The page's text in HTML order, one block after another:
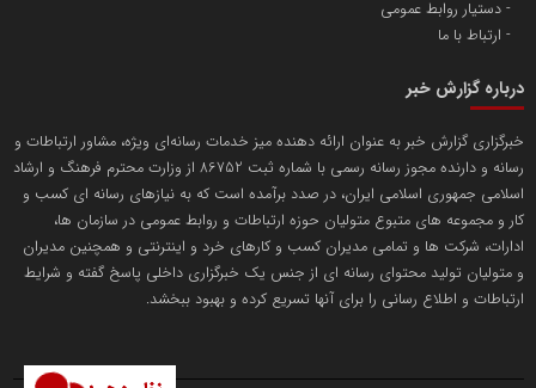
پایگاه اطلاع رسانی دریا و نفت
تریبون
انتشار گسترده محتوا در رسانه گزارش خبر
محمدعلی کرمعلی
دستیار روابط عمومی
ارتباط با ما
درباره گزارش خبر
خبرگزاری گزارش خبر به عنوان ارائه دهنده میز خدمات رسانه‌ای ویژه، مشاور ارتباطات و
رسانه و دارنده مجوز رسانه رسمی با شماره ثبت 86752 از وزارت محترم فرهنگ و ارشاد
اسلامی جمهوری اسلامی ایران، در صدد برآمده است که به نیازهای رسانه ای کسب و
کار و مجموعه های متبوع متولیان حوزه ارتباطات و روابط عمومی در سازمان ها،
ادارات، شرکت ها و تمامی مدیران کسب و کارهای خرد و اینترنتی و همچنین مدیران
و متولیان تولید محتوای رسانه ای از جنس یک خبرگزاری داخلی پاسخ گفته و شرایط
ارتباطات و اطلاع رسانی را برای آنها تسریع کرده و بهبود ببخشد.